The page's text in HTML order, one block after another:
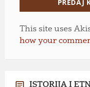
This site uses
how your
ISTORIJA I